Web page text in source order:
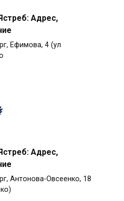
Адрес,
Ефимова, 4 (ул
Адрес,
Антонова-Овсеенко, 18